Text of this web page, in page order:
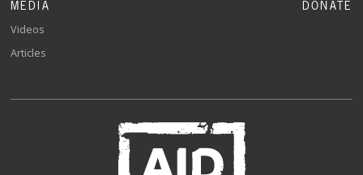
MEDIA
Videos
Articles
DONATE